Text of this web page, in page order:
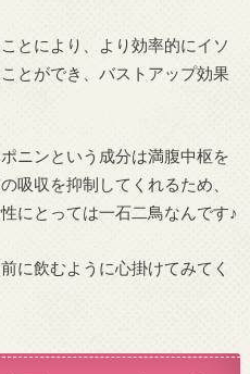
とにより、より効率的にイソ
とができ、バストアップ効果
ニンという成分は満腹中枢を
吸収を抑制してくれるため、
にとっては一石二鳥なんです♪
に飲むように心掛けてみてく